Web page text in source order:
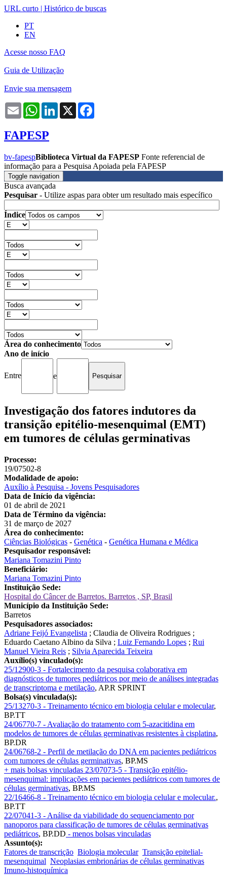
URL curto | Histórico de buscas
PT
EN
Acesse nosso FAQ
Guia de Utilização
Envie sua mensagem
Email WhatsAppLinkedIn
X
FAPESP
bv-fapespBiblioteca Virtual da FAPESP Fonte referencial de
informação para a Pesquisa Apoiada pela FAPESP
Toggle navigation
Busca avançada
Pesquisar - Utilize aspas para obter um resultado mais específico
Índice
Área do conhecimento
Ano de início
Entre e
Investigação dos fatores indutores da
transição epitélio-mesenquimal (EMT)
em tumores de células germinativas
Processo:
19/07502-8
Modalidade de apoio:
Auxílio à Pesquisa - Jovens Pesquisadores
Data de Início da vigência:
01 de abril de 2021
Data de Término da vigência:
31 de março de 2027
Área do conhecimento:
Ciências Biológicas - Genética - Genética Humana e Médica
Pesquisador responsável:
Mariana Tomazini Pinto
Beneficiário:
Mariana Tomazini Pinto
Instituição Sede:
Hospital do Câncer de Barretos. Barretos , SP, Brasil
Município da Instituição Sede:
Barretos
Pesquisadores associados:
Adriane Feijó Evangelista ; Claudia de Oliveira Rodrigues ;
Eduardo Caetano Albino da Silva ; Luiz Fernando Lopes ; Rui
Manuel Vieira Reis ; Silvia Aparecida Teixeira
Auxílio(s) vinculado(s):
25/12900-3 - Fortalecimento da pesquisa colaborativa em
diagnósticos de tumores pediátricos por meio de análises integradas
de transcriptoma e metilação, AP.R SPRINT
Bolsa(s) vinculada(s):
25/13270-3 - Treinamento técnico em biologia celular e molecular,
BP.TT
24/06770-7 - Avaliação do tratamento com 5-azacitidina em
modelos de tumores de células germinativas resistentes à cisplatina,
BP.DR
24/06768-2 - Perfil de metilação do DNA em pacientes pediátricos
com tumores de células germinativas, BP.MS
+ mais bolsas vinculadas 23/07073-5 - Transição epitélio-
mesenquimal: implicações em pacientes pediátricos com tumores de
células germinativas, BP.MS
22/16466-8 - Treinamento técnico em biologia celular e molecular.,
BP.TT
22/07041-3 - Análise da viabilidade do sequenciamento por
nanoporos para classificação de tumores de células germinativas
pediátricos, BP.DD - menos bolsas vinculadas
Assunto(s):
Fatores de transcrição Biologia molecular Transição epitelial-
mesenquimal Neoplasias embrionárias de células germinativas
Imuno-histoquímica